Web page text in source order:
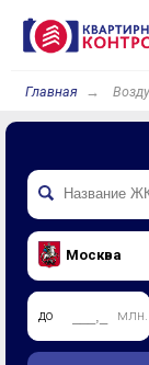
Главная
Москва
до млн.